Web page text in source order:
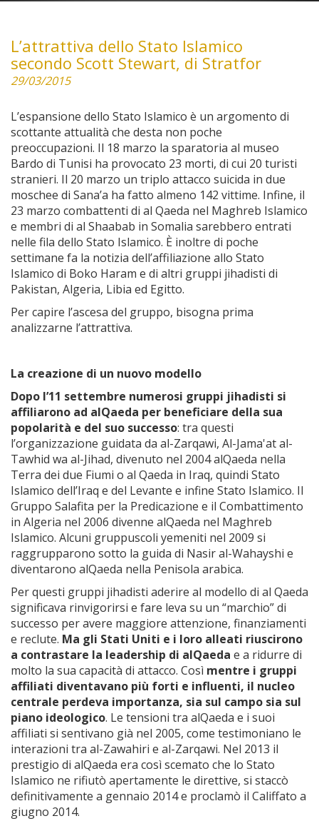
L’attrattiva dello Stato Islamico
secondo Scott Stewart, di Stratfor
29/03/2015
L’espansione dello Stato Islamico è un argomento di
scottante attualità che desta non poche
preoccupazioni. Il 18 marzo la sparatoria al museo
Bardo di Tunisi ha provocato 23 morti, di cui 20 turisti
stranieri. Il 20 marzo un triplo attacco suicida in due
moschee di Sana’a ha fatto almeno 142 vittime. Infine, il
23 marzo combattenti di al Qaeda nel Maghreb Islamico
e membri di al Shaabab in Somalia sarebbero entrati
nelle fila dello Stato Islamico. È inoltre di poche
settimane fa la notizia dell’affiliazione allo Stato
Islamico di Boko Haram e di altri gruppi jihadisti di
Pakistan, Algeria, Libia ed Egitto.
Per capire l’ascesa del gruppo, bisogna prima
analizzarne l’attrattiva.
La creazione di un nuovo modello
Dopo l’11 settembre numerosi gruppi jihadisti si
affiliarono ad alQaeda per beneficiare della sua
popolarità e del suo successo: tra questi
l’organizzazione guidata da al-Zarqawi, Al-Jama'at al-
Tawhid wa al-Jihad, divenuto nel 2004 alQaeda nella
Terra dei due Fiumi o al Qaeda in Iraq, quindi Stato
Islamico dell’Iraq e del Levante e infine Stato Islamico. Il
Gruppo Salafita per la Predicazione e il Combattimento
in Algeria nel 2006 divenne alQaeda nel Maghreb
Islamico. Alcuni gruppuscoli yemeniti nel 2009 si
raggrupparono sotto la guida di Nasir al-Wahayshi e
diventarono alQaeda nella Penisola arabica.
Per questi gruppi jihadisti aderire al modello di al Qaeda
significava rinvigorirsi e fare leva su un “marchio” di
successo per avere maggiore attenzione, finanziamenti
e reclute. Ma gli Stati Uniti e i loro alleati riuscirono
a contrastare la leadership di alQaeda e a ridurre di
molto la sua capacità di attacco. Così mentre i gruppi
affiliati diventavano più forti e influenti, il nucleo
centrale perdeva importanza, sia sul campo sia sul
piano ideologico. Le tensioni tra alQaeda e i suoi
affiliati si sentivano già nel 2005, come testimoniano le
interazioni tra al-Zawahiri e al-Zarqawi. Nel 2013 il
prestigio di alQaeda era così scemato che lo Stato
Islamico ne rifiutò apertamente le direttive, si staccò
definitivamente a gennaio 2014 e proclamò il Califfato a
giugno 2014.